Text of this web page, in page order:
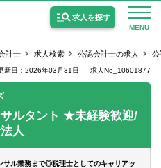
MENU
求人を探す
会計士の求人
査法人の求人
計士 求人検索 公認会計士の求人 公
新日：2026年03月31日 求人No_10601877
サルタント ★未経験歓迎/
人
サル業務まで◎税理士としてのキャリアッ